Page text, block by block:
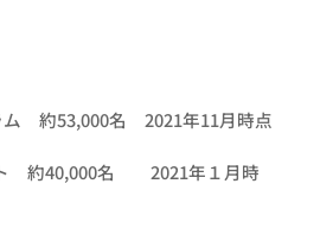
ム 約53,000名 2021年11月時点
名 2021年１月時